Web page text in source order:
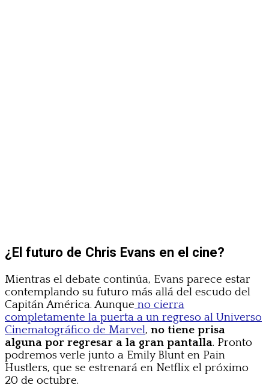
¿El futuro de Chris Evans en el cine?
Mientras el debate continúa, Evans parece estar
contemplando su futuro más allá del escudo del
Capitán América. Aunque no cierra
completamente la puerta a un regreso al Universo
Cinematográfico de Marvel, no tiene prisa
alguna por regresar a la gran pantalla. Pronto
podremos verle junto a Emily Blunt en Pain
Hustlers, que se estrenará en Netflix el próximo
20 de octubre.